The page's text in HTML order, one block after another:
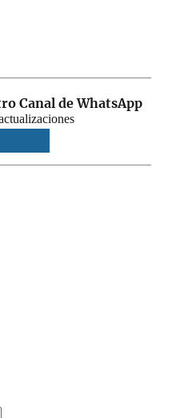
Canal de WhatsApp